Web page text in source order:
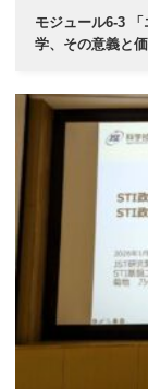
モジュール6-3
学、その意義と